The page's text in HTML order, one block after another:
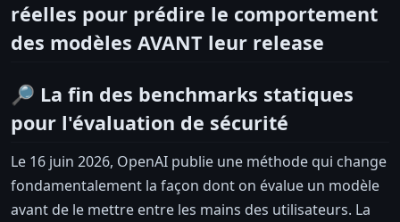
réelles pour prédire le comportement
des modèles AVANT leur release
🔎 La fin des benchmarks statiques
pour l'évaluation de sécurité
Le 16 juin 2026, OpenAI publie une méthode qui change
fondamentalement la façon dont on évalue un modèle
avant de le mettre entre les mains des utilisateurs. La